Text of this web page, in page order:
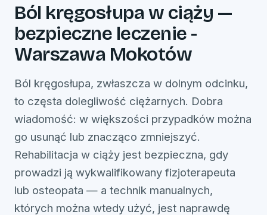
Ból kręgosłupa w ciąży —
bezpieczne leczenie -
Warszawa Mokotów
Ból kręgosłupa, zwłaszcza w dolnym odcinku,
to częsta dolegliwość ciężarnych. Dobra
wiadomość: w większości przypadków można
go usunąć lub znacząco zmniejszyć.
Rehabilitacja w ciąży jest bezpieczna, gdy
prowadzi ją wykwalifikowany fizjoterapeuta
lub osteopata — a technik manualnych,
których można wtedy użyć, jest naprawdę